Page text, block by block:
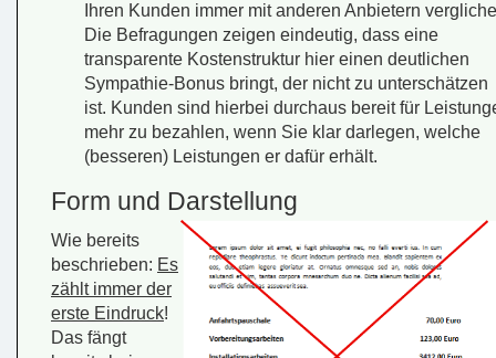
Ihren Kunden immer mit anderen Anbietern
Die Befragungen zeigen eindeutig, dass eine
transparente Kostenstruktur hier einen deutlichen
Sympathie-Bonus bringt, der nicht zu unterschätzen
ist. Kunden sind hierbei durchaus bereit für
mehr zu bezahlen, wenn Sie klar darlegen, welche
(besseren) Leistungen er dafür erhält.
Form und Darstellung
Wie bereits
beschrieben: Es
zählt immer der
erste Eindruck!
Das fängt